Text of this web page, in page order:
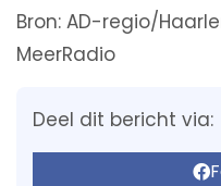
Bron: AD-regio/
MeerRadio
Deel dit bericht via: